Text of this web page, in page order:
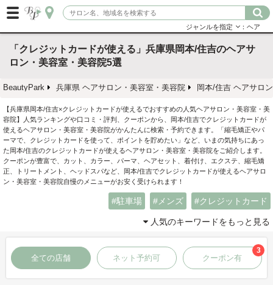
ジャンルを指定 ：ヘア
「クレジットカードが使える」兵庫県岡本/住吉のヘアサ
ロン・美容室・美容院5選
BeautyPark 兵庫県 ヘアサロン・美容室・美容院 岡本/住吉 ヘアサロ
【兵庫県岡本/住吉×クレジットカードが使えるでおすすめの人気ヘアサロン・美容室・美
容院】人気ランキングや口コミ・評判、クーポンから、岡本/住吉でクレジットカードが
使えるヘアサロン・美容室・美容院がかんたんに検索・予約できます。「縮毛矯正やパ
ーマで、クレジットカードを使って、ポイントを貯めたい」など、いまの気持ちにあっ
た岡本/住吉のクレジットカードが使えるヘアサロン・美容室・美容院をご紹介します。
クーポンが豊富で、カット、カラー、パーマ、ヘアセット、着付け、エクステ、縮毛矯
正、トリートメント、ヘッドスパなど、岡本/住吉でクレジットカードが使えるヘアサロ
ン・美容室・美容院自慢のメニューがお安く受けられます！
駐車場 メンズ クレジットカード
人気のキーワードをもっと見る
全ての店舗 ネット予約可 クーポン有
3